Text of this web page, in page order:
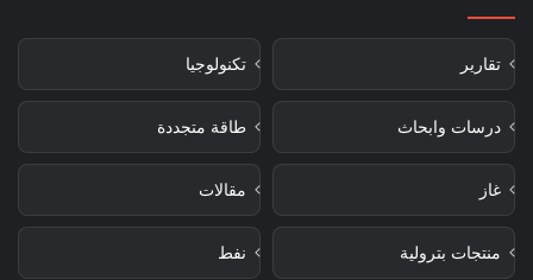
تقارير تكنولوجيا
درسات وابحاث طاقة متجددة
غاز مقالات
منتجات بترولية نفط